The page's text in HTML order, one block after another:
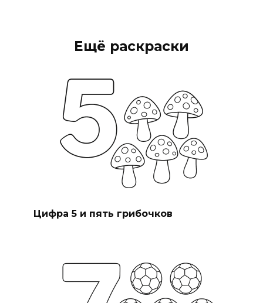
Ещё раскраски
Цифра 5 и пять грибочков